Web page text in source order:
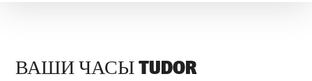
ВАШИ ЧАСЫ TUDOR